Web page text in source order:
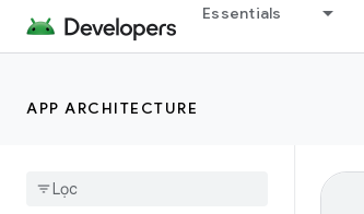
Essentials
APP ARCHITECTURE